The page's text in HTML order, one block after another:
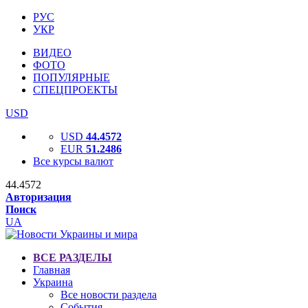
РУС
УКР
ВИДЕО
ФОТО
ПОПУЛЯРНЫЕ
СПЕЦПРОЕКТЫ
USD
USD 44.4572
EUR 51.2486
Все курсы валют
44.4572
Авторизация
Поиск
UA
ВСЕ РАЗДЕЛЫ
Главная
Украина
Все новости раздела